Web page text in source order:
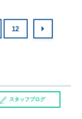
12
スタッフブログ